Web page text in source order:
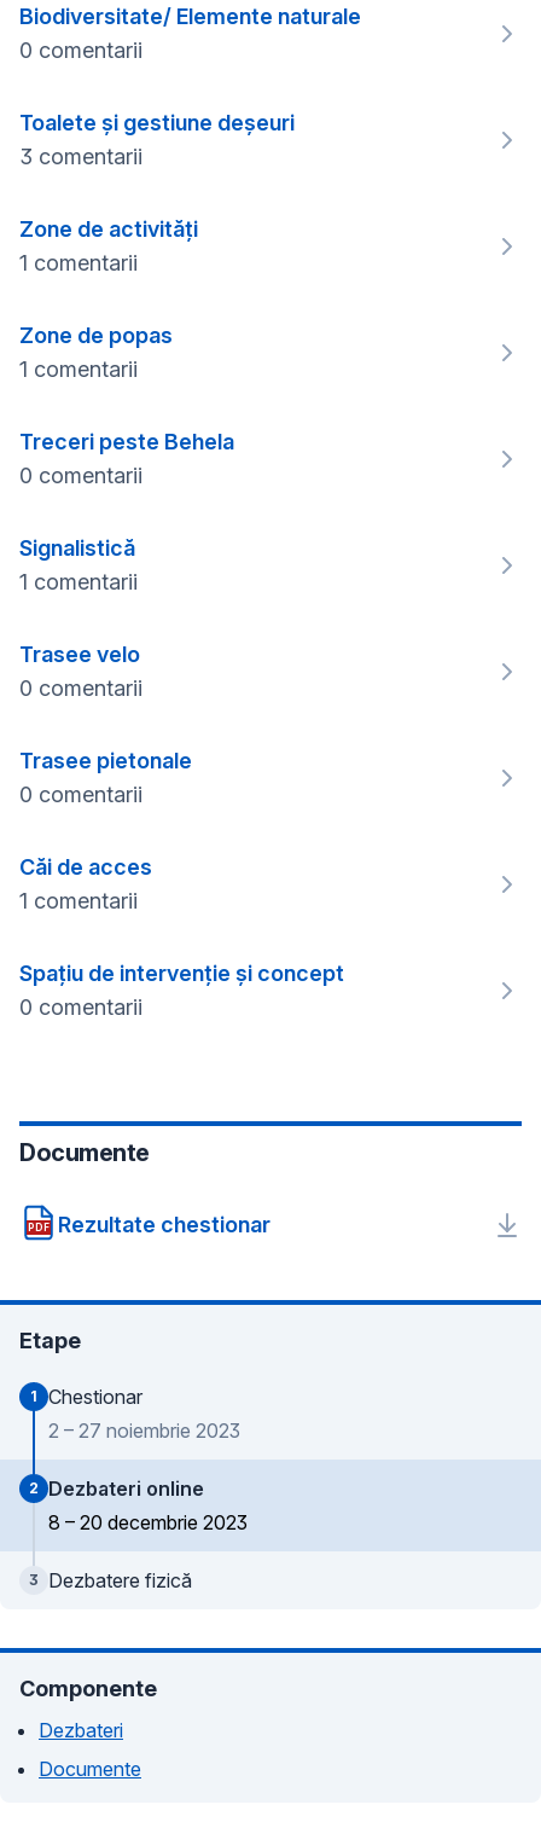
Biodiversitate/ Elemente naturale
0 comentarii
Toalete și gestiune deșeuri
3 comentarii
Zone de activități
1 comentarii
Zone de popas
1 comentarii
Treceri peste Behela
0 comentarii
Signalistică
1 comentarii
Trasee velo
0 comentarii
Trasee pietonale
0 comentarii
Căi de acces
1 comentarii
Spațiu de intervenție și concept
0 comentarii
Documente
PDF Rezultate chestionar
Etape
1
Chestionar
2 – 27 noiembrie 2023
2
Dezbateri online
8 – 20 decembrie 2023
3 Dezbatere fizică
Componente
Dezbateri
Documente